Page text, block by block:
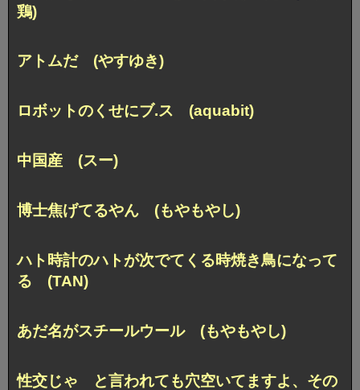
鶏)
アトムだ (やすゆき)
ロボットのくせにブ.ス (aquabit)
中国産 (スー)
博士焦げてるやん (もやもやし)
ハト時計のハトが次でてくる時焼き鳥になって
る (TAN)
あだ名がスチールウール (もやもやし)
性交じゃ と言われても穴空いてますよ、その